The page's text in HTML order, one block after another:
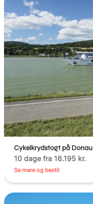
Cykelkrydstogt på Donau
10 dage fra 16.195 kr.
Se mere og bestil